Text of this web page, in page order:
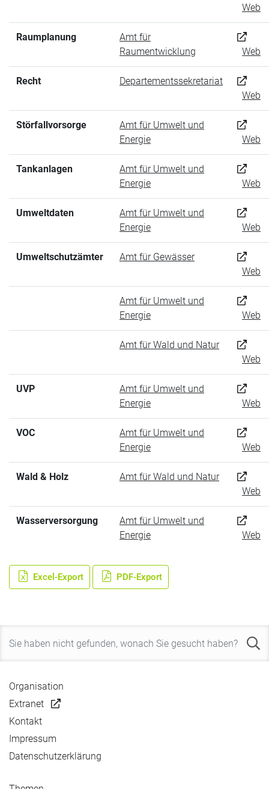
Web
Raumplanung
Amt für
Raumentwicklung
Web
Recht
Departementssekretariat
Web
Störfallvorsorge
Amt für Umwelt und
Energie
Web
Tankanlagen
Amt für Umwelt und
Energie
Web
Umweltdaten
Amt für Umwelt und
Energie
Web
Umweltschutzämter
Amt für Gewässer
Web
Amt für Umwelt und
Energie
Web
Amt für Wald und Natur
Web
UVP
Amt für Umwelt und
Energie
Web
VOC
Amt für Umwelt und
Energie
Web
Wald & Holz
Amt für Wald und Natur
Web
Wasserversorgung
Amt für Umwelt und
Energie
Web
Excel-Export PDF-Export
Organisation
Extranet
Kontakt
Impressum
Datenschutzerklärung